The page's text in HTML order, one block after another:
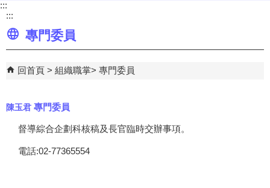
:::
:::
專門委員
回首頁 組織職掌 專門委員
陳玉君 專門委員
督導綜合企劃科核稿及長官臨時交辦事項。
電話:02-77365554